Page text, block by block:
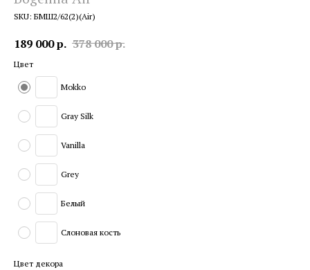
SKU: БМШ2/62(2)(Air)
189 000р. 378 000р.
Цвет
Mokko
Gray Silk
Vanilla
Grey
Белый
Слоновая кость
Цвет декора